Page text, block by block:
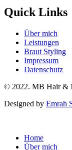
Quick Links
Über mich
Leistungen
Braut Styling
Impressum
Datenschutz
© 2022. MB Hair &
Designed by Emrah
Home
Über mich